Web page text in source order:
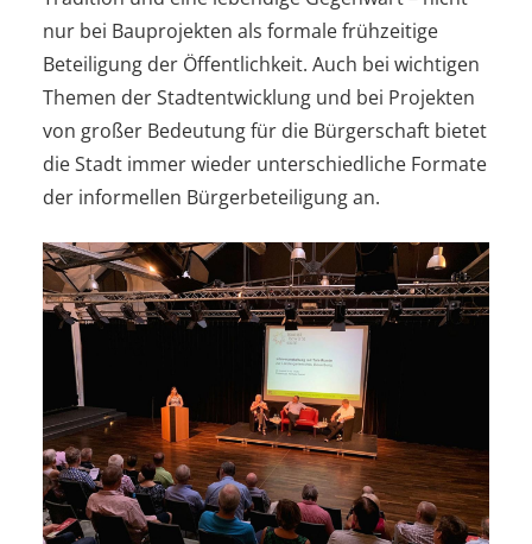
nur bei Bauprojekten als formale frühzeitige
Beteiligung der Öffentlichkeit. Auch bei wichtigen
Themen der Stadtentwicklung und bei Projekten
von großer Bedeutung für die Bürgerschaft bietet
die Stadt immer wieder unterschiedliche Formate
der informellen Bürgerbeteiligung an.